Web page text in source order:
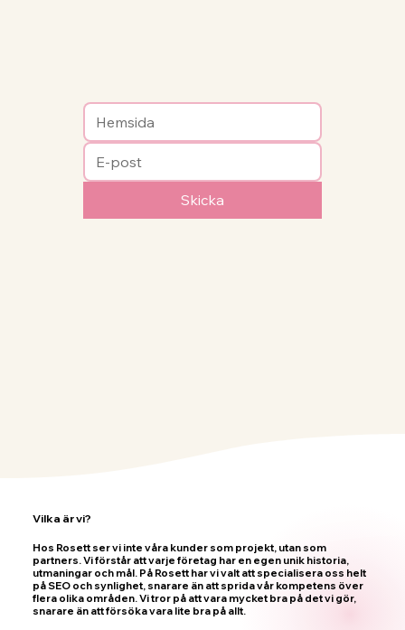
Skicka
Vilka är vi?
Hos Rosett ser vi inte våra kunder som projekt, utan som
partners. Vi förstår att varje företag har en egen unik historia,
utmaningar och mål. På Rosett har vi valt att specialisera oss helt
på SEO och synlighet, snarare än att sprida vår kompetens över
flera olika områden. Vi tror på att vara mycket bra på det vi gör,
snarare än att försöka vara lite bra på allt.